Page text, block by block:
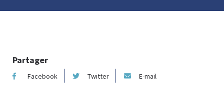
Partager
Facebook Twitter E-mail